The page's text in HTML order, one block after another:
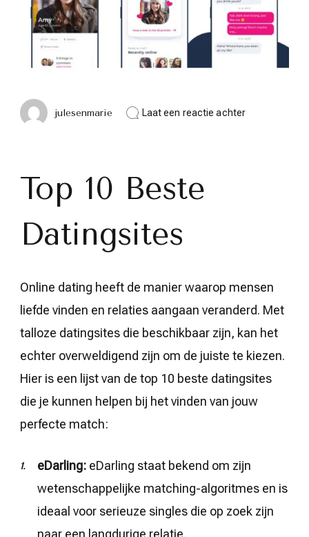
julesenmarie Laat een reactie achterop
Top 10 Beste
Datingsites
Online dating heeft de manier waarop mensen
liefde vinden en relaties aangaan veranderd. Met
talloze datingsites die beschikbaar zijn, kan het
echter overweldigend zijn om de juiste te kiezen.
Hier is een lijst van de top 10 beste datingsites
die je kunnen helpen bij het vinden van jouw
perfecte match:
eDarling: eDarling staat bekend om zijn
wetenschappelijke matching-algoritmes en is
ideaal voor serieuze singles die op zoek zijn
naar een langdurige relatie.